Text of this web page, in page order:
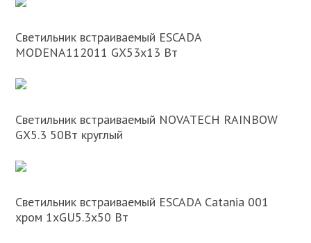
Светильник встраиваемый ESCADA
MODENA112011 GX53х13 Вт
Светильник встраиваемый NOVATECH RAINBOW
GX5.3 50Вт круглый
Светильник встраиваемый ESCADA Catania 001
хром 1хGU5.3х50 Вт